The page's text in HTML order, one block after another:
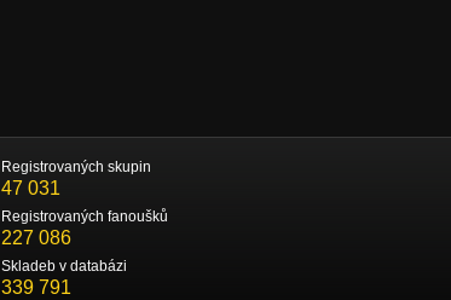
Registrovaných skupin
47 031
Registrovaných fanoušků
227 086
Skladeb v databázi
339 791